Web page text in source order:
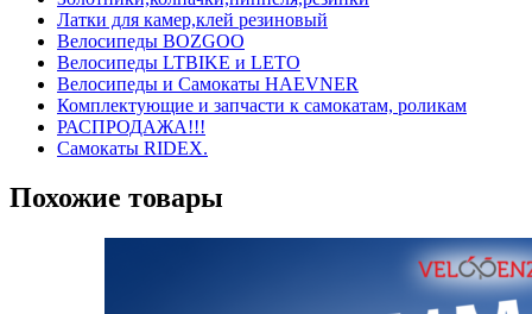
Латки для камер,клей резиновый
Велосипеды BOZGOO
Велосипеды LTBIKE и LETO
Велосипеды и Самокаты HAEVNER
Комплектующие и запчасти к самокатам, роликам
РАСПРОДАЖА!!!
Самокаты RIDEX.
Похожие товары